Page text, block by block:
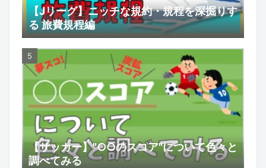
【Jリーグ】ニッチな規約・規程を深掘りす
る 旅費規程編
【サッカー】"○○のスコア"について色々と
調べてみる